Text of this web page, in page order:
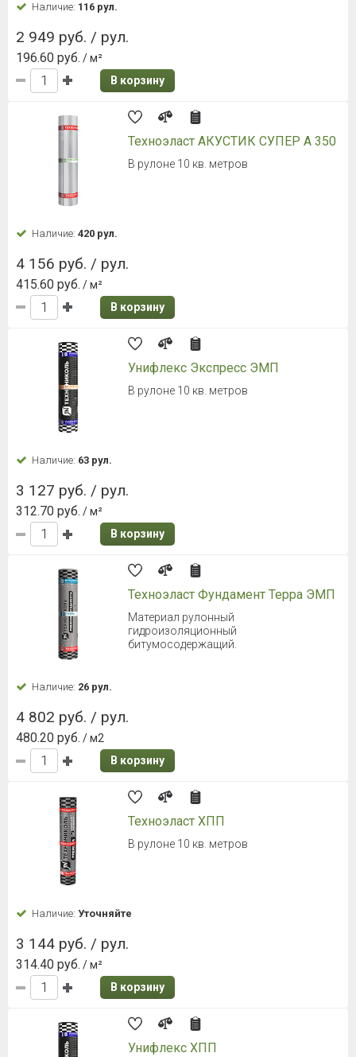
Наличие: 116 рул.
2 949 руб. / рул.
196.60 руб. / м²
В корзину
Техноэласт АКУСТИК СУПЕР А 350
В рулоне 10 кв. метров
Наличие: 420 рул.
4 156 руб. / рул.
415.60 руб. / м²
В корзину
Унифлекс Экспресс ЭМП
В рулоне 10 кв. метров
Наличие: 63 рул.
3 127 руб. / рул.
312.70 руб. / м²
В корзину
Техноэласт Фундамент Терра ЭМП
Материал рулонный
гидроизоляционный
битумосодержащий.
Наличие: 26 рул.
4 802 руб. / рул.
480.20 руб. / м2
В корзину
Техноэласт ХПП
В рулоне 10 кв. метров
Наличие: Уточняйте
3 144 руб. / рул.
314.40 руб. / м²
В корзину
Унифлекс ХПП